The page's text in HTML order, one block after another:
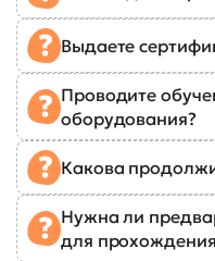
Выдаете
Проводите
оборудования?
Какова
Нужна ли
для